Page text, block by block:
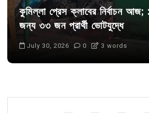
কুমিল্লা প্রেস ক্লাবের নির্বাচন আজ;
জন্য ৩৩ জন প্রার্থী ভোটযুদ্ধে
July 30, 2026 0 3 words